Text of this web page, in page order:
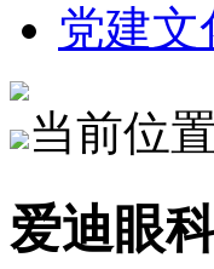
党建文
当前位
爱迪眼